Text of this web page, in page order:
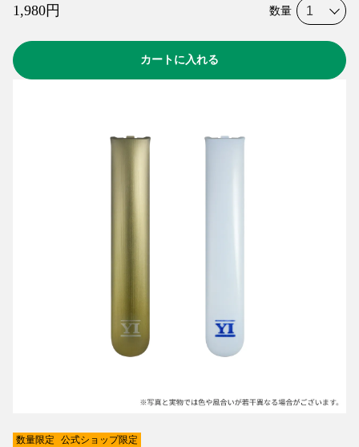
1,980円 数量
カートに入れる
数量限定 公式ショップ限定